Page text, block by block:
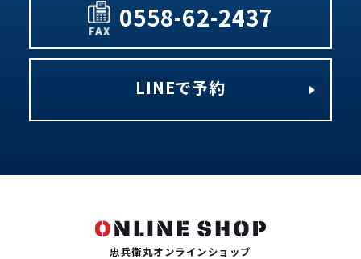
0558-62-2437
LINEで予約